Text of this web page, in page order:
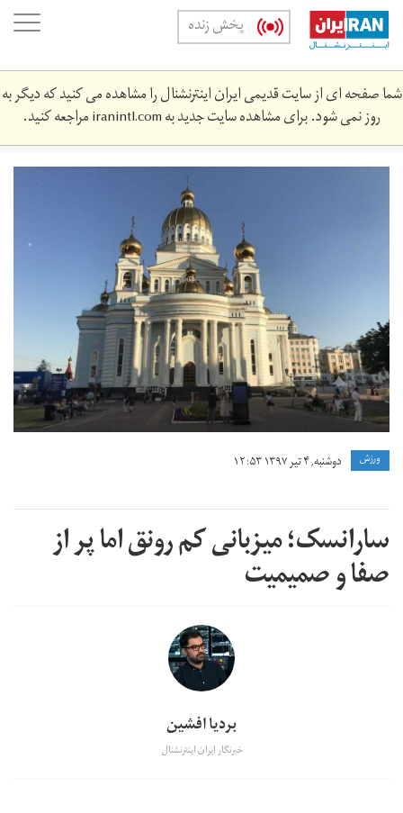
Skip
main
content
پخش زنده
شما صفحه ای از سایت قدیمی ایران اینترنشنال را مشاهده می کنید که دیگر به
روز نمی شود. برای مشاهده سایت جدید بهiranintl.comمراجعه کنید.
download_1.jpg
ورزش دوشنبه, ۴ تیر ۱۳۹۷ ۱۲:۵۳
سارانسک؛ میزبانی کم رونق اما پر از
صفا و صمیمیت
بردیا افشین
خبرنگار ایران اینترنشنال